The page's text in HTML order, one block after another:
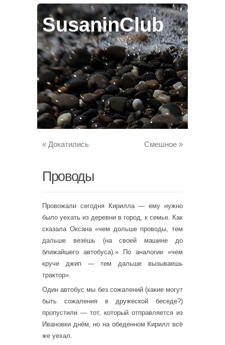
SusaninClub
« Докатились Смешное »
Проводы
Провожали сегодня Кирилла — ему нужно
было уехать из деревни в город, к семье. Как
сказала Оксана «чем дольше проводы, тем
дальше везёшь (на своей машине до
ближайшего автобуса).» По аналогии «чем
круче джип — тем дальше вызываешь
трактор».
Один автобус мы без сожалений (какие могут
быть сожаления в дружеской беседе?)
пропустили — тот, который отправляется из
Ивановки днём, но на обеденном Кирилл всё
же уехал.